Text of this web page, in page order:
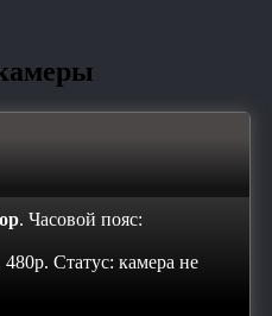
. Часовой пояс:
Статус: камера не